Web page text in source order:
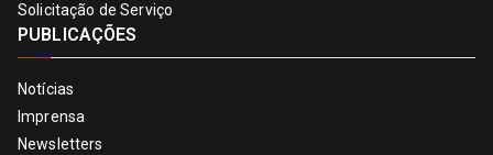
Solicitação de Serviço
PUBLICAÇÕES
Notícias
Imprensa
Newsletters